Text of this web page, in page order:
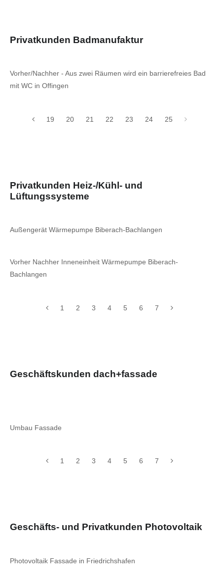
Privatkunden Badmanufaktur
Vorher/Nachher - Aus zwei Räumen wird ein barrierefreies Bad
mit WC in Offingen
19 20 21 22 23 24 25
Privatkunden Heiz-/Kühl- und
Lüftungssysteme
Außengerät Wärmepumpe Biberach-Bachlangen
Vorher Nachher Inneneinheit Wärmepumpe Biberach-
Bachlangen
1 2 3 4 5 6 7
Geschäftskunden dach+fassade
Umbau Fassade
1 2 3 4 5 6 7
Geschäfts- und Privatkunden Photovoltaik
Photovoltaik Fassade in Friedrichshafen